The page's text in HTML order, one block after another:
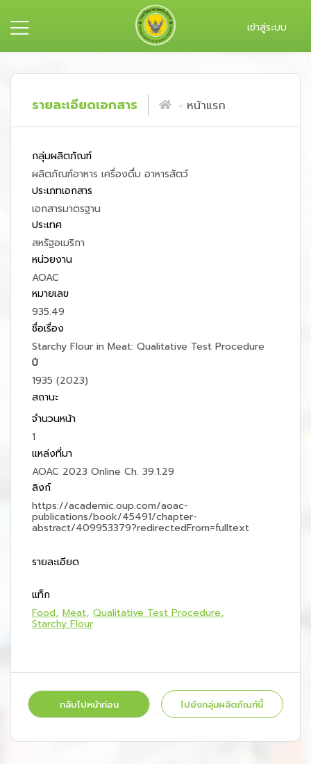
เข้าสู่ระบบ
รายละเอียดเอกสาร หน้าแรก
กลุ่มผลิตภัณฑ์
ผลิตภัณฑ์อาหาร เครื่องดื่ม อาหารสัตว์
ประเภทเอกสาร
เอกสารมาตรฐาน
ประเทศ
สหรัฐอเมริกา
หน่วยงาน
AOAC
หมายเลข
935.49
ชื่อเรื่อง
Starchy Flour in Meat: Qualitative Test Procedure
ปี
1935 (2023)
สถานะ
จำนวนหน้า
1
แหล่งที่มา
AOAC 2023 Online Ch. 39.1.29
ลิงก์
https://academic.oup.com/aoac-
publications/book/45491/chapter-
abstract/409953379?redirectedFrom=fulltext
รายละเอียด
แท็ก
Food Meat Qualitative Test Procedure
Starchy Flour
กลับไปหน้าก่อน ไปยังกลุ่มผลิตภัณฑ์นี้